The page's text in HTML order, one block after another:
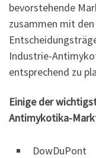
bevorstehende
zusammen mit
Industrie-
entsprechend zu
Einige der
Antimykotika-
DowDuPont